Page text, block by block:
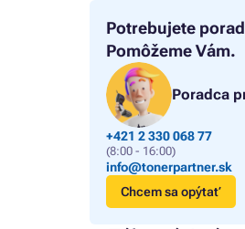
Potrebujete
Pomôžeme Vám.
Poradca
+421 2 330 068 77
(8:00 - 16:00)
info@tonerpartner.sk
Chcem sa opýtať